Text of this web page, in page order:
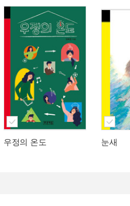
우정의 온도 눈새